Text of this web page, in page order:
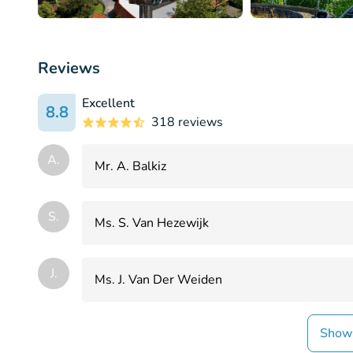
Reviews
8.8
Excellent
318 reviews
A. Mr. A. Balkiz
S. Ms. S. Van Hezewijk
J. Ms. J. Van Der Weiden